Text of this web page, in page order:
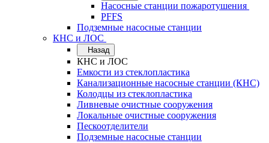
Насосные станции пожаротушения
PFFS
Подземные насосные станции
КНС и ЛОС
Назад
КНС и ЛОС
Емкости из стеклопластика
Канализационные насосные станции (КНС)
Колодцы из стеклопластика
Ливневые очистные сооружения
Локальные очистные сооружения
Пескоотделители
Подземные насосные станции